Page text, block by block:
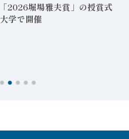
2026堀場雅夫賞」の授賞式
学で開催